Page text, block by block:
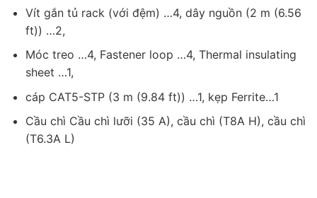
Vít gắn tủ rack (với đệm) …4, dây nguồn (2 m (6.56
ft)) …2,
Móc treo …4, Fastener loop …4, Thermal insulating
sheet …1,
cáp CAT5-STP (3 m (9.84 ft)) …1, kẹp Ferrite…1
Cầu chì Cầu chì lưỡi (35 A), cầu chì (T8A H), cầu chì
(T6.3A L)